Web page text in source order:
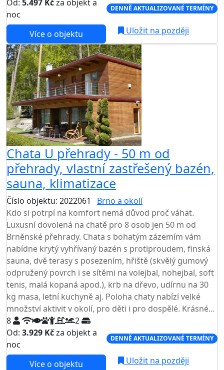
Od: 5.497 Kčza objekt a
noc
DENNĚ AKTUALIZOVANÉ TERMÍNY
Více o objektu Uložit na později
Chata U přehrady - 50 m od
přehrady, vlastní zastřešený bazén,
sauna, klimatizace
Číslo objektu: 2022061
Brno a okolí
Kdo si potrpí na komfort nemá důvod proč váhat.
Luxusní dovolená na chatě pro 8 osob jen 50 m od
Brněnské přehrady. Chata s bohatým zázemím vám
nabídne krytý vyhřívaný bazén s protiproudem, finská
sauna, dvě terasy s posezením, hřiště (skvělý gumový
odpružený povrch i se sítěmi na volejbal, nohejbal, soft
tenis, malá kopaná apod.), krb na dřevo, udírnu na 30
kg masa, letní kuchyně aj. Poloha chaty nabízí velké
množství aktivit v okolí, pro děti i pro dospělé. Krásné...
8
2
Od: 3.929 Kčza objekt a
noc
DENNĚ AKTUALIZOVANÉ TERMÍNY
Více o objektu Uložit na později